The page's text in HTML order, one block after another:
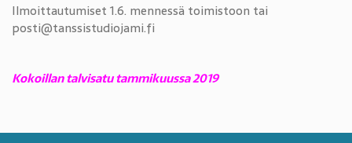
Ilmoittautumiset 1.6. mennessä toimistoon tai
posti@tanssistudiojami.fi
Kokoillan talvisatu tammikuussa 2019